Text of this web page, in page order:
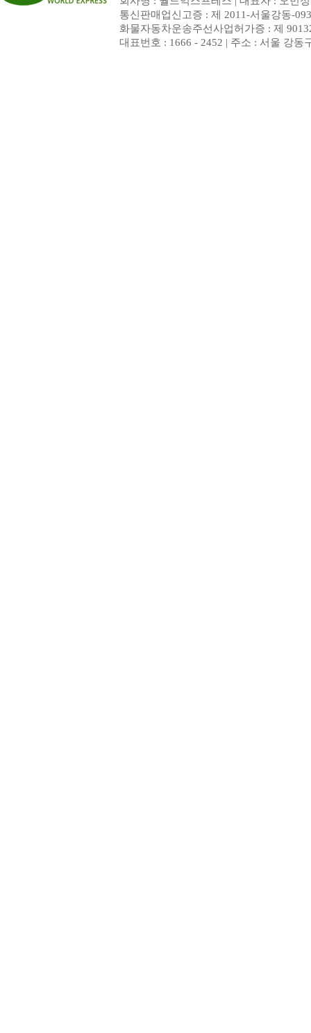
통신판매업신고증 : 제 2011-서울강동-
화물자동차운송주선사업허가증 : 제
대표번호 : 1666 - 2452 | 주소 : 서울 강동